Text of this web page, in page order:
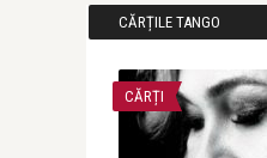
CĂRȚILE TANGO
CĂRȚI